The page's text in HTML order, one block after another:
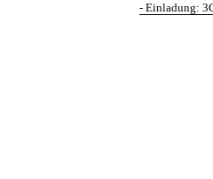
- Einladung: